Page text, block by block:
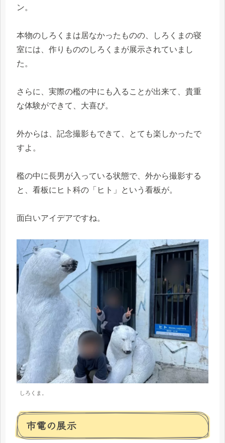
ン。
本物のしろくまは居なかったものの、しろくまの寝
室には、作りもののしろくまが展示されていまし
た。
さらに、実際の檻の中にも入ることが出来て、貴重
な体験ができて、大喜び。
外からは、記念撮影もできて、とても楽しかったで
すよ。
檻の中に長男が入っている状態で、外から撮影する
と、看板にヒト科の「ヒト」という看板が。
面白いアイデアですね。
しろくま。
市電の展示